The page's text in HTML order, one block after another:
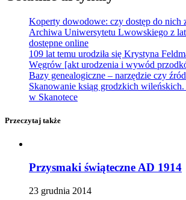
Koperty dowodowe: czy dostęp do nich
Archiwa Uniwersytetu Lwowskiego z
dostępne online
109 lat temu urodziła się Krystyna
Węgrów [akt urodzenia i wywód
Bazy genealogiczne – narzędzie czy
Skanowanie ksiąg grodzkich
w Skanotece
Przeczytaj także
Przysmaki świąteczne AD 1914
23 grudnia 2014